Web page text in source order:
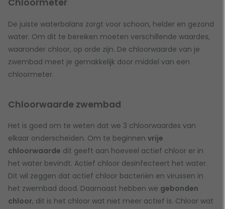
Chloormeter
De juiste waterbalans zorgt voor schoon, helder en gezond
water. Om dit te bereiken moeten verschillende waardes,
waaronder chloor, op orde zijn. De chloorwaarde van je
zwembad meet je gemakkelijk door middel van een
chloormeter.
Chloorwaarde zwembad
Het is goed om te weten dat we 3 chloorwaardes van
elkaar onderscheiden. Om te beginnen vrije
chloorwaarde dit geeft aan hoeveel actief chloor er in
het water bevindt. Actief chloor desinfecteert het water.
Dit wil zeggen dat actief chloor bacteriën en virussen in
het zwembad dood. Daarnaast hebben we gebonden
chloor, dit is het chloor wat niet meer actief is. Chloor wat